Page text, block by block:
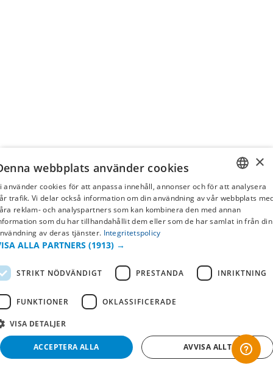
SWEDISH
FI
×
webbplats använder cookies
använder cookies för att anpassa innehåll, annonser och för att analysera
trafik. Vi delar också information om din användning av vår webbplats
reklam- och analyspartners som kan kombinera den med annan
som du har tillhandahållit dem eller som de har samlat in från din
av deras tjänster. Integritetspolicy
ALLA PARTNERS (1913) →
STRIKT NÖDVÄNDIGT PRESTANDA INRIKTNING
FUNKTIONER OKLASSIFICERADE
VISA DETALJER
ACCEPTERA ALLA AVVISA ALLT